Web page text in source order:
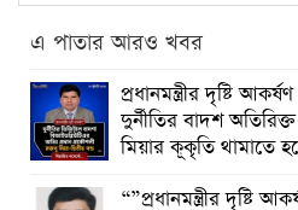
এ পাতার আরও খবর
প্রধানমন্ত্রীর দৃষ্টি
দুর্নীতির বাদশ
মিয়ার কূকৃতি থামাতে
“”প্রধানমন্ত্রীর দৃষ্টি